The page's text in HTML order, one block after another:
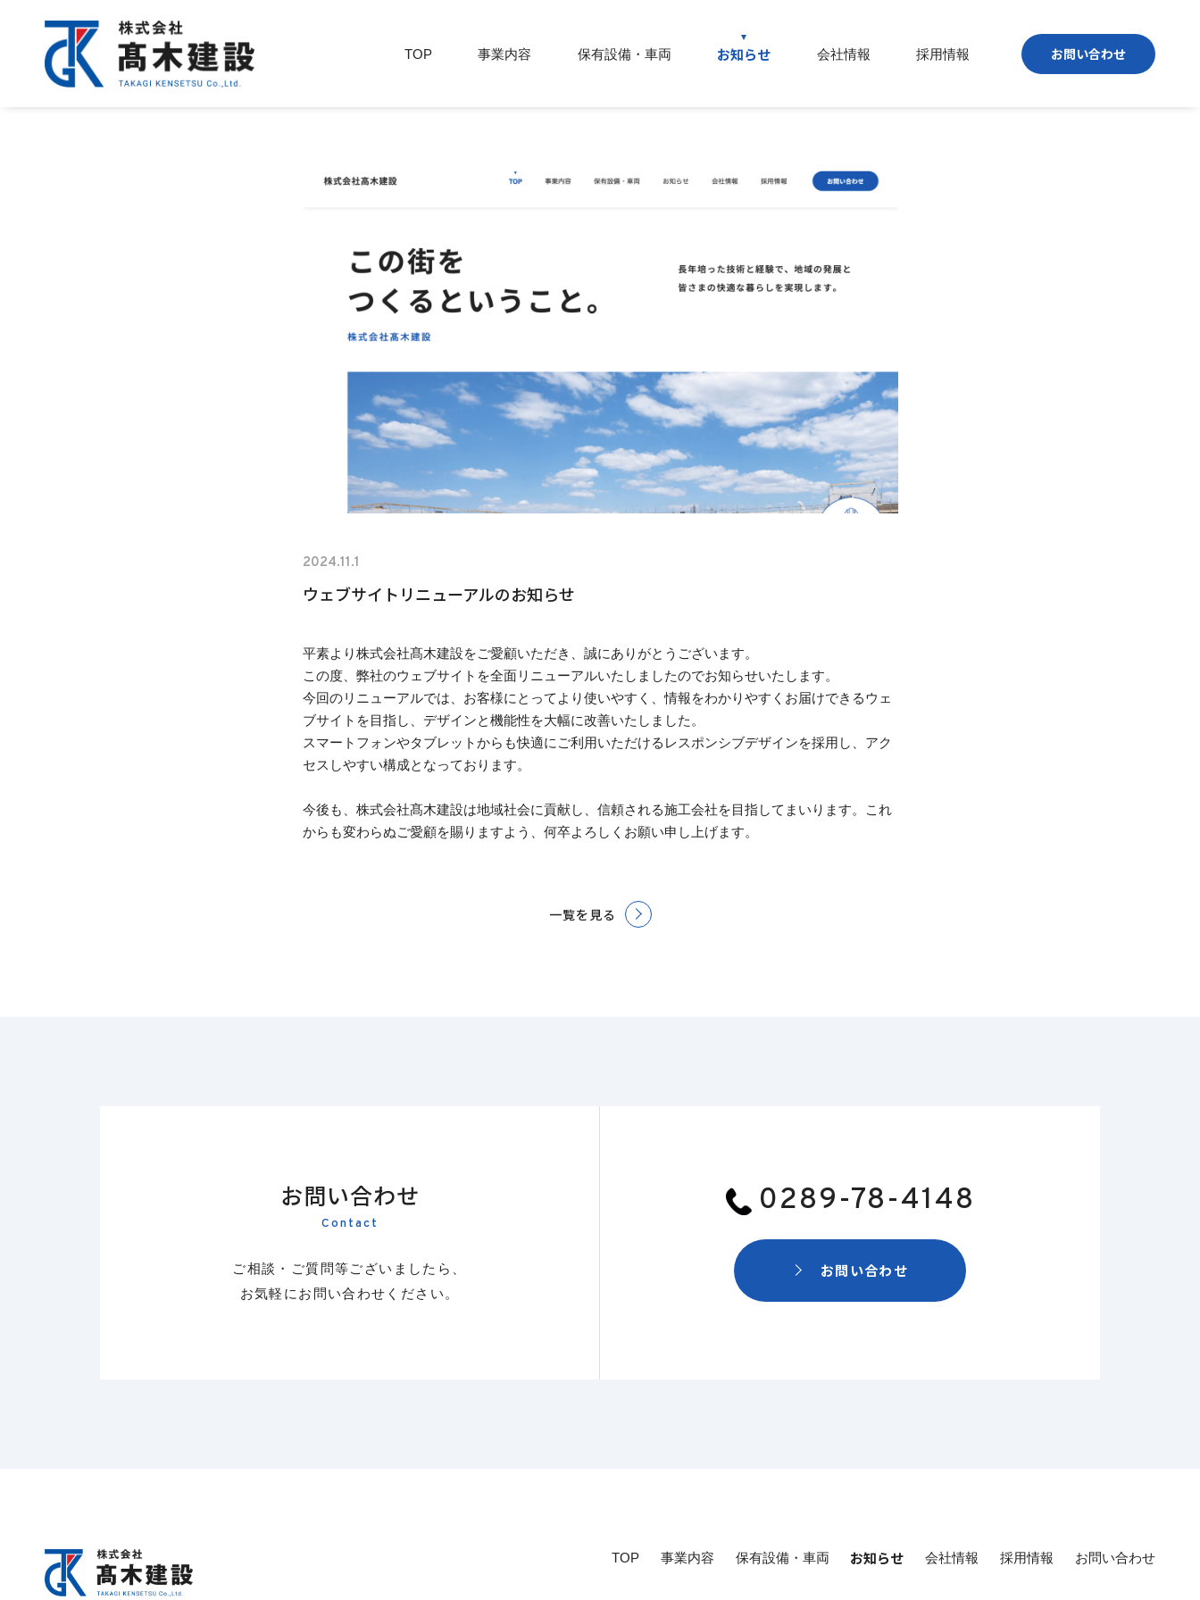
TOP 事業内容 保有設備・車両 お知らせ 会社情報 採用情報 お問い合わせ
2024.11.1
ウェブサイトリニューアルのお知らせ
平素より株式会社髙木建設をご愛顧いただき、誠にありがとうございます。
この度、弊社のウェブサイトを全面リニューアルいたしましたのでお知らせいたします。
今回のリニューアルでは、お客様にとってより使いやすく、情報をわかりやすくお届けできるウェ
ブサイトを目指し、デザインと機能性を大幅に改善いたしました。
スマートフォンやタブレットからも快適にご利用いただけるレスポンシブデザインを採用し、アク
セスしやすい構成となっております。
今後も、株式会社髙木建設は地域社会に貢献し、信頼される施工会社を目指してまいります。これ
からも変わらぬご愛顧を賜りますよう、何卒よろしくお願い申し上げます。
一覧を見る
お問い合わせ
Contact
ご相談・ご質問等ございましたら、
お気軽にお問い合わせください。
0289-78-4148
お問い合わせ
TOP 事業内容 保有設備・車両 お知らせ 会社情報 採用情報 お問い合わせ